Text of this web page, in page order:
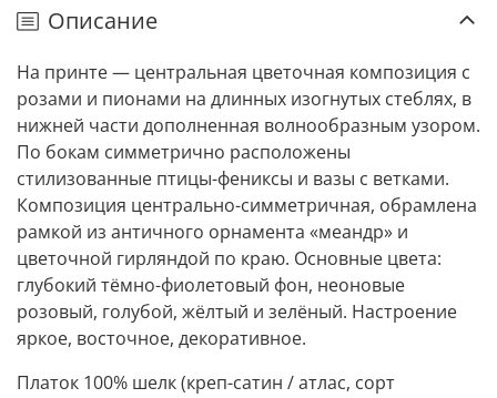
Описание
На принте — центральная цветочная композиция с
розами и пионами на длинных изогнутых стеблях, в
нижней части дополненная волнообразным узором.
По бокам симметрично расположены
стилизованные птицы-фениксы и вазы с ветками.
Композиция центрально-симметричная, обрамлена
рамкой из античного орнамента «меандр» и
цветочной гирляндой по краю. Основные цвета:
глубокий тёмно-фиолетовый фон, неоновые
розовый, голубой, жёлтый и зелёный. Настроение
яркое, восточное, декоративное.
Платок 100% шелк (креп-сатин / атлас, сорт